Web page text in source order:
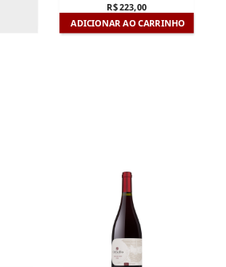
R$ 223,00
ADICIONAR AO CARRINHO